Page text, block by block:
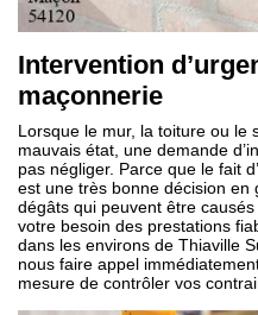
Intervention
maçonnerie
Lorsque le mur, la toiture ou le
mauvais état, une demande
pas négliger. Parce que le fait
est une très bonne décision en
dégâts qui peuvent être
votre besoin des prestations
dans les environs de Thiaville
nous faire appel
mesure de contrôler vos